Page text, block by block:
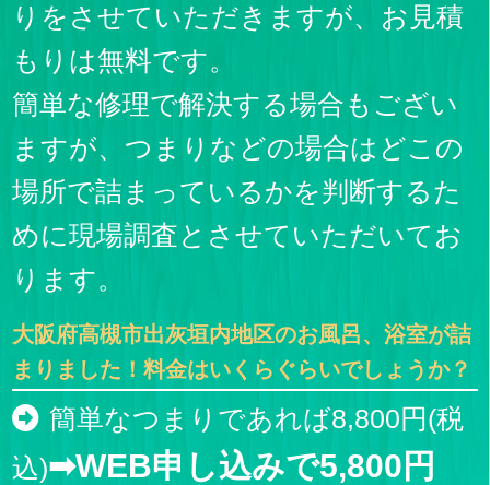
りをさせていただきますが、お見積
もりは無料です。
簡単な修理で解決する場合もござい
ますが、つまりなどの場合はどこの
場所で詰まっているかを判断するた
めに現場調査とさせていただいてお
ります。
大阪府高槻市出灰垣内地区のお風呂、浴室が詰
まりました！料金はいくらぐらいでしょうか？
簡単なつまりであれば8,800円(税
込)➡WEB申し込みで5,800円